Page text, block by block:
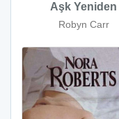
Aşk Yeniden
Robyn Carr